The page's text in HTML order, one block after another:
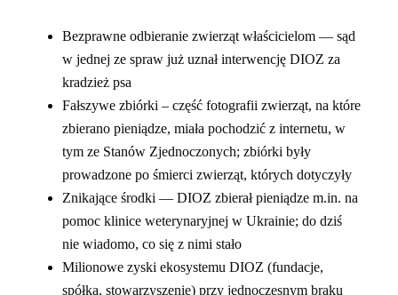
Bezprawne odbieranie zwierząt właścicielom — sąd
w jednej ze spraw już uznał interwencję DIOZ za
kradzież psa
Fałszywe zbiórki – część fotografii zwierząt, na które
zbierano pieniądze, miała pochodzić z internetu, w
tym ze Stanów Zjednoczonych; zbiórki były
prowadzone po śmierci zwierząt, których dotyczyły
Znikające środki — DIOZ zbierał pieniądze m.in. na
pomoc klinice weterynaryjnej w Ukrainie; do dziś
nie wiadomo, co się z nimi stało
Milionowe zyski ekosystemu DIOZ (fundacje,
spółka, stowarzyszenie) przy jednoczesnym braku